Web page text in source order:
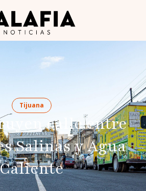
Tijuana
calle entre
Salinas y Agua
Caliente